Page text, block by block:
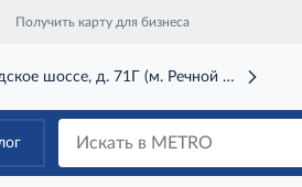
Получить карту для бизнеса
шоссе, д. 71Г (м. Речной вокзал)